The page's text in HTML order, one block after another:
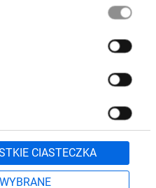
CIASTECZKA
71 37 61 600